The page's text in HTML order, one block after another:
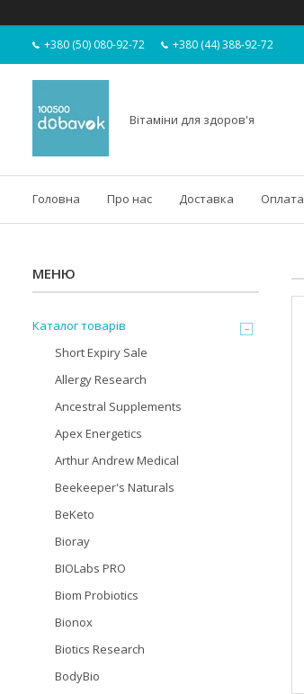
+380 (50) 080-92-72 +380 (44) 388-92-72
Вітаміни для здоров'я
Головна Про нас Доставка Оплата
Каталог товарів
Short Expiry Sale
Allergy Research
Ancestral Supplements
Apex Energetics
Arthur Andrew Medical
Beekeeper's Naturals
BeKeto
Bioray
BIOLabs PRO
Biom Probiotics
Bionox
Biotics Research
BodyBio